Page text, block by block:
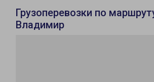
Грузоперевозки по
Владимир